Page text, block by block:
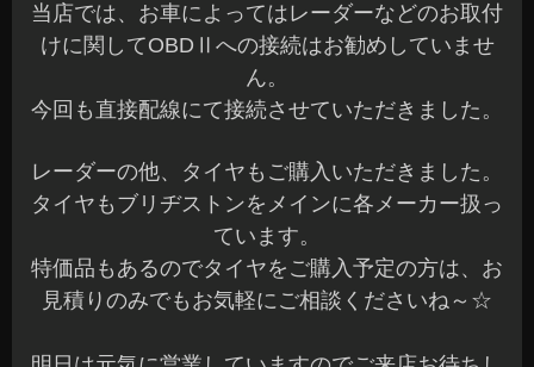
当店では、お車によってはレーダーなどのお取付
けに関してOBDⅡへの接続はお勧めしていませ
ん。
今回も直接配線にて接続させていただきました。
レーダーの他、タイヤもご購入いただきました。
タイヤもブリヂストンをメインに各メーカー扱っ
ています。
特価品もあるのでタイヤをご購入予定の方は、お
見積りのみでもお気軽にご相談くださいね～☆